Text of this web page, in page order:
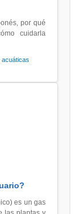
por qué
cuidarla
acuáticas
es un gas